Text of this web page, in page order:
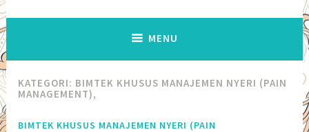
MENU
KATEGORI: BIMTEK KHUSUS MANAJEMEN NYERI (PAIN
MANAGEMENT),
BIMTEK KHUSUS MANAJEMEN NYERI (PAIN